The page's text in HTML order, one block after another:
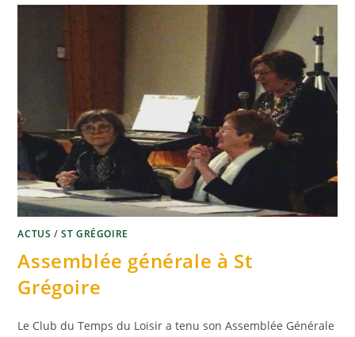
ACTUS /ST GRÉGOIRE
Assemblée générale à St
Grégoire
Le Club du Temps du Loisir a tenu son Assemblée Générale